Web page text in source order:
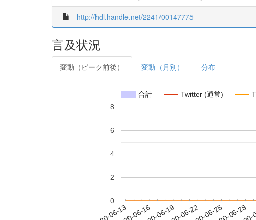
http://hdl.handle.net/2241/00147775
言及状況
変動（ピーク前後） 変動（月別） 分布
合計 Twitter (通常)
0
2
4
6
8